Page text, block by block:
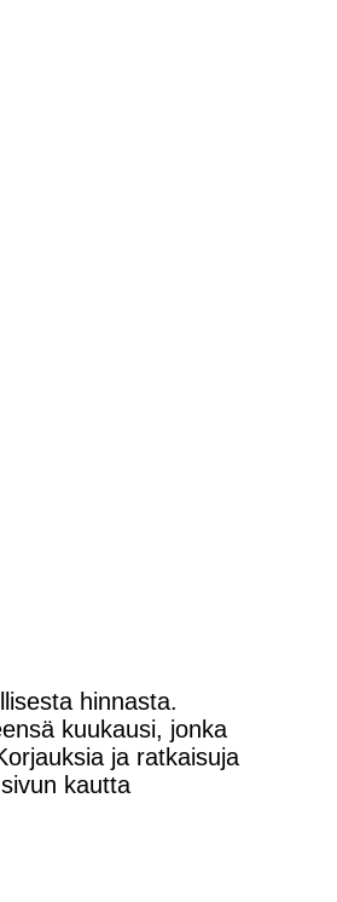
hinnasta.
kuukausi, jonka
ja ratkaisuja
kautta